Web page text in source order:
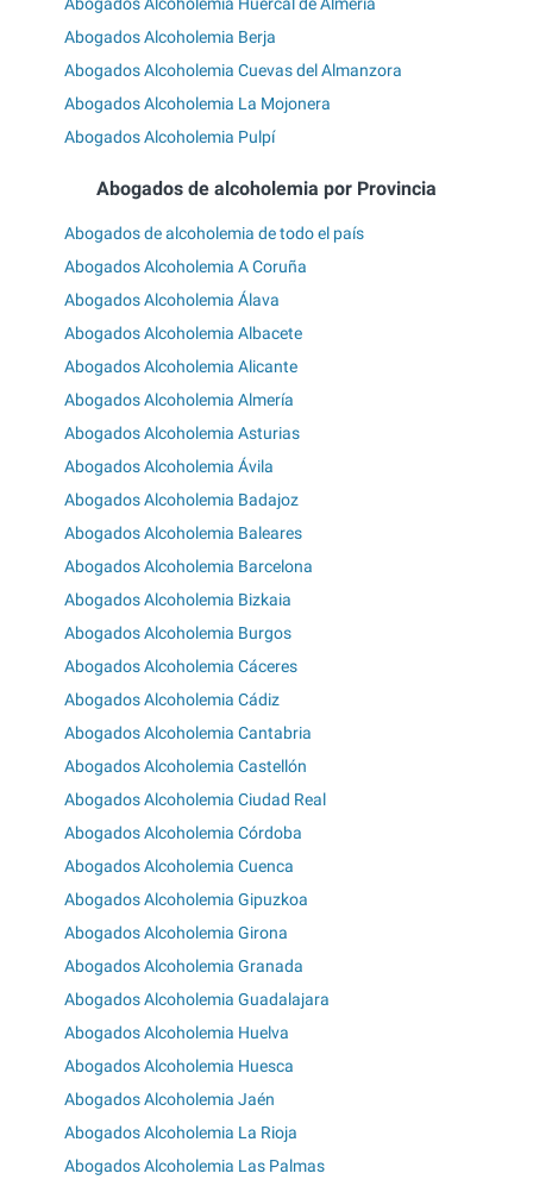
Abogados Alcoholemia Berja
Abogados Alcoholemia Cuevas del Almanzora
Abogados Alcoholemia La Mojonera
Abogados Alcoholemia Pulpí
Abogados de alcoholemia por Provincia
Abogados de alcoholemia de todo el país
Abogados Alcoholemia A Coruña
Abogados Alcoholemia Álava
Abogados Alcoholemia Albacete
Abogados Alcoholemia Alicante
Abogados Alcoholemia Almería
Abogados Alcoholemia Asturias
Abogados Alcoholemia Ávila
Abogados Alcoholemia Badajoz
Abogados Alcoholemia Baleares
Abogados Alcoholemia Barcelona
Abogados Alcoholemia Bizkaia
Abogados Alcoholemia Burgos
Abogados Alcoholemia Cáceres
Abogados Alcoholemia Cádiz
Abogados Alcoholemia Cantabria
Abogados Alcoholemia Castellón
Abogados Alcoholemia Ciudad Real
Abogados Alcoholemia Córdoba
Abogados Alcoholemia Cuenca
Abogados Alcoholemia Gipuzkoa
Abogados Alcoholemia Girona
Abogados Alcoholemia Granada
Abogados Alcoholemia Guadalajara
Abogados Alcoholemia Huelva
Abogados Alcoholemia Huesca
Abogados Alcoholemia Jaén
Abogados Alcoholemia La Rioja
Abogados Alcoholemia Las Palmas